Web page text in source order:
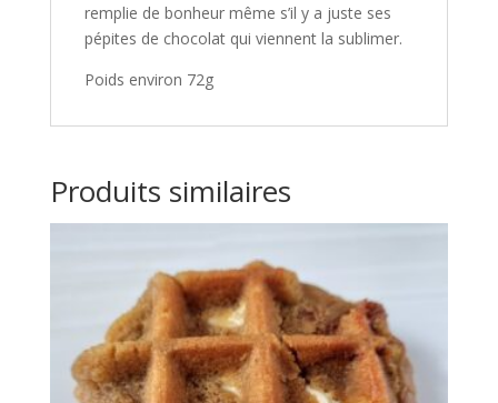
remplie de bonheur même s’il y a juste ses
pépites de chocolat qui viennent la sublimer.
Poids environ 72g
Produits similaires